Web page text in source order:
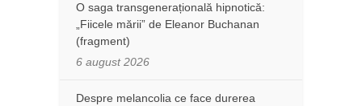
O saga transgenerațională hipnotică:
„Fiicele mării” de Eleanor Buchanan
(fragment)
6 august 2026
Despre melancolia ce face durerea